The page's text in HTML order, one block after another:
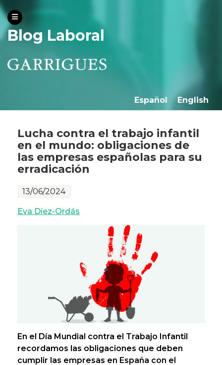
Blog Laboral
Español English
Lucha contra el trabajo infantil
en el mundo: obligaciones de
las empresas españolas para su
erradicación
13/06/2024
Eva Díez-Ordás
En el Día Mundial contra el Trabajo Infantil
recordamos las obligaciones que deben
cumplir las empresas en España con el